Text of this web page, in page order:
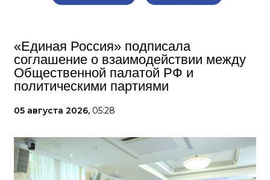
«Единая Россия» подписала
соглашение о взаимодействии между
Общественной палатой РФ и
политическими партиями
05 августа 2026, 05:28